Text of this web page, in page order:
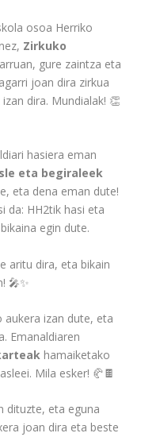
osoa Herriko
Zirkuko
gure zaintza eta
joan dira zirkua
dira. Mundialak! 👏
hasiera eman
eta begiraleek
eta dena eman dute!
da: HH2tik hasi eta
egin dute.
aritu dira, eta bikain
🎤✨
aukera izan dute, eta
Emanaldiaren
hamaiketako
Mila esker! 🥐🍫
dituzte, eta eguna
joan dira eta beste